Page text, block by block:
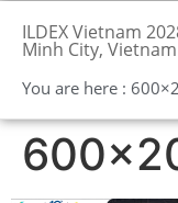
ILDEX Vietnam
Minh City, Vietnam
You are here :